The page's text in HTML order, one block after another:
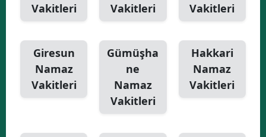
Vakitleri
Vakitleri
Vakitleri
Giresun
Namaz
Vakitleri
Gümüşha
ne
Namaz
Vakitleri
Hakkari
Namaz
Vakitleri